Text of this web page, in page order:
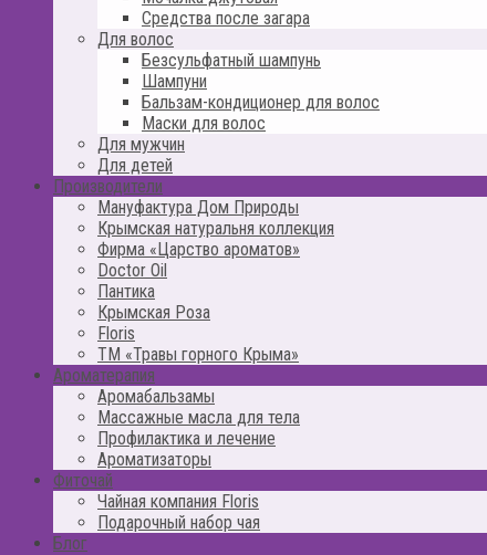
Средства после загара
Для волос
Безсульфатный шампунь
Шампуни
Бальзам-кондиционер для волос
Маски для волос
Для мужчин
Для детей
Производители
Мануфактура Дом Природы
Крымская натуральня коллекция
Фирма «Царство ароматов»
Doctor Oil
Пантика
Крымская Роза
Floris
ТМ «Травы горного Крыма»
Ароматерапия
Аромабальзамы
Массажные масла для тела
Профилактика и лечение
Ароматизаторы
Фиточай
Чайная компания Floris
Подарочный набор чая
Блог